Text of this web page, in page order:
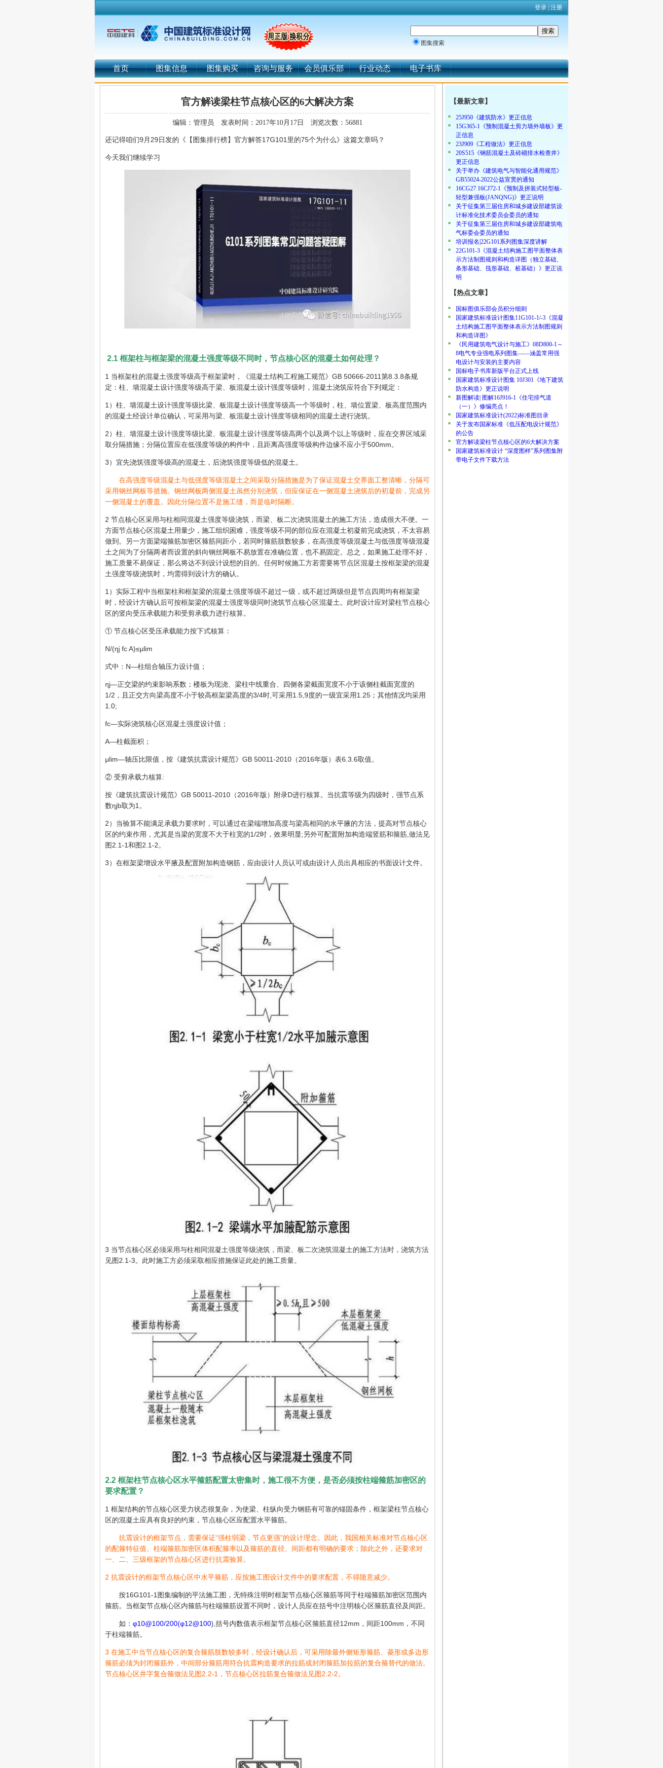
登录 注册
图集搜索
首页 图集信息 图集购买 咨询与服务 会员俱乐部 行业动态 电子书库
官方解读梁柱节点核心区的6大解决方案
编辑：管理员 发表时间：2017年10月17日 浏览次数：56881
还记得咱们9月29日发的《【图集排行榜】官方解答17G101里的75个为什么》这篇文章吗？
今天我们继续学习
2.1 框架柱与框架梁的混凝土强度等级不同时，节点核心区的混凝土如何处理？
1 当框架柱的混凝土强度等级高于框架梁时，《混凝土结构工程施工规范》GB 50666-2011第8.3.8条规
定：柱、墙混凝土设计强度等级高于梁、板混凝土设计强度等级时，混凝土浇筑应符合下列规定：
1）柱、墙混凝土设计强度等级比梁、板混凝土设计强度等级高一个等级时，柱、墙位置梁、板高度范围内
的混凝土经设计单位确认，可采用与梁、板混凝土设计强度等级相同的混凝土进行浇筑。
2）柱、墙混凝土设计强度等级比梁、板混凝土设计强度等级高两个以及两个以上等级时，应在交界区域采
取分隔措施；分隔位置应在低强度等级的构件中，且距离高强度等级构件边缘不应小于500mm。
3）宜先浇筑强度等级高的混凝土，后浇筑强度等级低的混凝土。
在高强度等级混凝土与低强度等级混凝土之间采取分隔措施是为了保证混凝土交界面工整清晰，分隔可
采用钢丝网板等措施。钢丝网板两侧混凝土虽然分别浇筑，但应保证在一侧混凝土浇筑后的初凝前，完成另
一侧混凝土的覆盖。因此分隔位置不是施工缝，而是临时隔断。
2 节点核心区采用与柱相同混凝土强度等级浇筑，而梁、板二次浇筑混凝土的施工方法，造成很大不便。一
方面节点核心区混凝土用量少，施工组织困难，强度等级不同的部位应在混凝土初凝前完成浇筑，不太容易
做到。另一方面梁端箍筋加密区箍筋间距小，若同时箍筋肢数较多，在高强度等级混凝土与低强度等级混凝
土之间为了分隔两者而设置的斜向钢丝网板不易放置在准确位置，也不易固定。总之，如果施工处理不好，
施工质量不易保证，那么将达不到设计设想的目的。任何时候施工方若需要将节点区混凝土按框架梁的混凝
土强度等级浇筑时，均需得到设计方的确认。
1）实际工程中当框架柱和框架梁的混凝土强度等级不超过一级，或不超过两级但是节点四周均有框架梁
时，经设计方确认后可按框架梁的混凝土强度等级同时浇筑节点核心区混凝土。此时设计应对梁柱节点核心
区的竖向受压承载能力和受剪承载力进行核算。
① 节点核心区受压承载能力按下式核算：
N/(ηj fc A)≤μlim
式中：N—柱组合轴压力设计值；
ηj—正交梁的约束影响系数；楼板为现浇、梁柱中线重合、四侧各梁截面宽度不小于该侧柱截面宽度的
1/2，且正交方向梁高度不小于较高框架梁高度的3/4时,可采用1.5,9度的一级宜采用1.25；其他情况均采用
1.0;
fc—实际浇筑核心区混凝土强度设计值；
A—柱截面积；
μlim—轴压比限值，按《建筑抗震设计规范》GB 50011-2010（2016年版）表6.3.6取值。
② 受剪承载力核算:
按《建筑抗震设计规范》GB 50011-2010（2016年版）附录D进行核算。当抗震等级为四级时，强节点系
数ηjb取为1。
2）当验算不能满足承载力要求时，可以通过在梁端增加高度与梁高相同的水平腋的方法，提高对节点核心
区的约束作用，尤其是当梁的宽度不大于柱宽的1/2时，效果明显;另外可配置附加构造端竖筋和箍筋,做法见
图2.1-1和图2.1-2。
3）在框架梁增设水平腋及配置附加构造钢筋，应由设计人员认可或由设计人员出具相应的书面设计文件。
3 当节点核心区必须采用与柱相同混凝土强度等级浇筑，而梁、板二次浇筑混凝土的施工方法时，浇筑方法
见图2.1-3。此时施工方必须采取相应措施保证此处的施工质量。
2.2 框架柱节点核心区水平箍筋配置太密集时，施工很不方便，是否必须按柱端箍筋加密区的
要求配置？
1 框架结构的节点核心区受力状态很复杂，为使梁、柱纵向受力钢筋有可靠的锚固条件，框架梁柱节点核心
区的混凝土应具有良好的约束，节点核心区应配置水平箍筋。
抗震设计的框架节点，需要保证“强柱弱梁，节点更强”的设计理念。因此，我国相关标准对节点核心区
的配箍特征值、柱端箍筋加密区体积配箍率以及箍筋的直径、间距都有明确的要求；除此之外，还要求对
一、二、三级框架的节点核心区进行抗震验算。
2 抗震设计的框架节点核心区中水平箍筋，应按施工图设计文件中的要求配置，不得随意减少。
按16G101-1图集编制的平法施工图，无特殊注明时框架节点核心区箍筋等同于柱端箍筋加密区范围内
箍筋。当框架节点核心区内箍筋与柱端箍筋设置不同时，设计人员应在括号中注明核心区箍筋直径及间距。
如： φ10@100/200(φ12@100),括号内数值表示框架节点核心区箍筋直径12mm，间距100mm，不同
于柱端箍筋。
3 在施工中当节点核心区的复合箍筋肢数较多时，经设计确认后，可采用除最外侧矩形箍筋、菱形或多边形
箍筋必须为封闭箍筋外，中间部分箍筋用符合抗震构造要求的拉筋或封闭箍筋加拉筋的复合箍替代的做法。
节点核心区井字复合箍做法见图2.2-1，节点核心区拉筋复合箍做法见图2.2-2。
【最新文章】
25J950《建筑防水》更正信息
15G365-1《预制混凝土剪力墙外墙板》更
正信息
23J909《工程做法》更正信息
20S515《钢筋混凝土及砖砌排水检查井》
更正信息
关于举办《建筑电气与智能化通用规范》
GB55024-2022公益宣贯的通知
16CG27 16CJ72-1《预制及拼装式轻型板-
轻型兼强板(JANQNG)》更正说明
关于征集第三届住房和城乡建设部建筑设
计标准化技术委员会委员的通知
关于征集第三届住房和城乡建设部建筑电
气标委会委员的通知
培训报名|22G101系列图集深度讲解
22G101-3《混凝土结构施工图平面整体表
示方法制图规则和构造详图（独立基础、
条形基础、筏形基础、桩基础）》更正说
明
【热点文章】
国标图俱乐部会员积分细则
国家建筑标准设计图集11G101-1/-3《混凝
土结构施工图平面整体表示方法制图规则
和构造详图》
《民用建筑电气设计与施工》08D800-1～
8电气专业强电系列图集——涵盖常用强
电设计与安装的主要内容
国标电子书库新版平台正式上线
国家建筑标准设计图集 10J301《地下建筑
防水构造》更正说明
新图解读| 图解16J916-1《住宅排气道
（一）》修编亮点！
国家建筑标准设计(2022)标准图目录
关于发布国家标准《低压配电设计规范》
的公告
官方解读梁柱节点核心区的6大解决方案
国家建筑标准设计 “深度图样”系列图集附
带电子文件下载方法